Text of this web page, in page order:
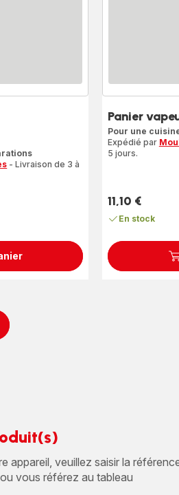
- Livraison de 3 à
Panier
Pour une
Expédié par
5 jours.
Prix
11,10 €
En stock
appareil, veuillez saisir la
vous référez au tableau